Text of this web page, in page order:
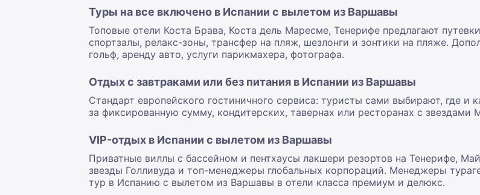
Туры на все включено в Испании с вылетом из Варшавы
Топовые отели Коста Брава, Коста дель Маресме, Тенерифе предлагают
спортзалы, релакс-зоны, трансфер на пляж, шезлонги и зонтики на пляже.
гольф, аренду авто, услуги парикмахера, фотографа.
Отдых с завтраками или без питания в Испании из Варшавы
Стандарт европейского гостиничного сервиса: туристы сами выбирают, где и
за фиксированную сумму, кондитерских, тавернах или ресторанах с звездами
VIP-отдых в Испании с вылетом из Варшавы
Приватные виллы с бассейном и пентхаусы лакшери резортов на Тенерифе,
звезды Голливуда и топ-менеджеры глобальных корпораций. Менеджеры
тур в Испанию с вылетом из Варшавы в отели класса премиум и делюкс.